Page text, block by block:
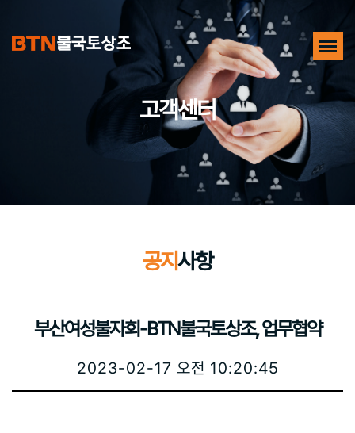
고객센터
공지사항
부산여성불자회-BTN불국토상조, 업무협약
2023-02-17 오전 10:20:45